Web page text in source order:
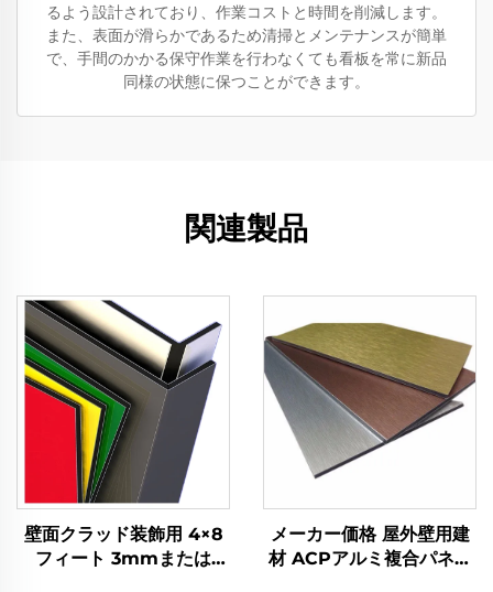
るよう設計されており、作業コストと時間を削減します。
また、表面が滑らかであるため清掃とメンテナンスが簡単
で、手間のかかる保守作業を行わなくても看板を常に新品
同様の状態に保つことができます。
関連製品
壁面クラッド装飾用 4×8
フィート 3mmまたは
メーカー価格 屋外壁用建
材 ACPアルミ複合パネル